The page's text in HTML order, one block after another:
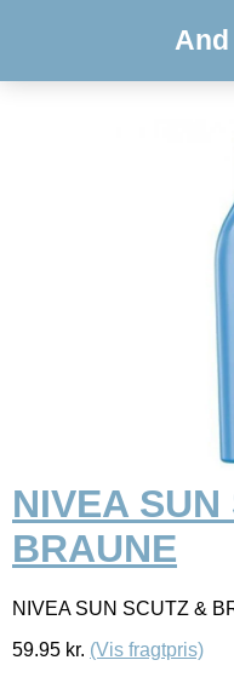
NIVEA
BRAUNE
NIVEA SUN SCUTZ &
59.95 kr. (Vis fragtpris)